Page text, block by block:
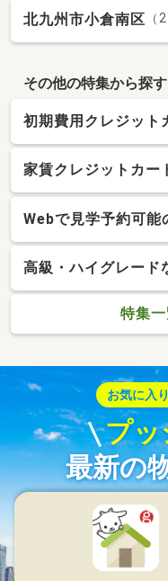
北九州市小倉南区 （
その他の特集から探す
初期費用クレジット
家賃クレジットカー
Webで見学予約可能
高級・ハイグレード
特集
お気に入
プッ
最新の